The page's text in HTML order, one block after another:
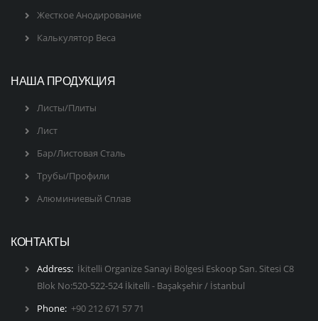
Жесткое Анодирование
Калькулятор Веса
НАША ПРОДУКЦИЯ
Листы/Плиты
Лист
Бар/Листовая Сталь
Трубы/Профили
Алюминиевый Сплав
КОНТАКТЫ
Address: İkitelli Organize Sanayi Bölgesi Eskoop San. Sitesi C8
Blok No:520-522-524 İkitelli - Başakşehir / İstanbul
Phone: +90 212 671 57 71